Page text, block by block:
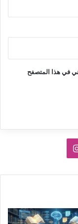
في هذا المتصفح
انستقرام